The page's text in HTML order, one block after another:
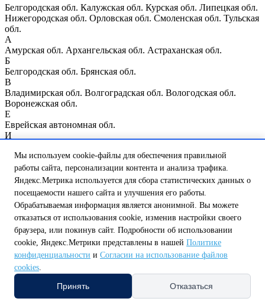
Белгородская обл. Калужская обл. Курская обл. Липецкая обл.
Нижегородская обл. Орловская обл. Смоленская обл. Тульская
обл.
А
Амурская обл. Архангельская обл. Астраханская обл.
Б
Белгородская обл. Брянская обл.
В
Владимирская обл. Волгоградская обл. Вологодская обл.
Воронежская обл.
Е
Еврейская автономная обл.
И
Казань Калининградская обл. Калужская обл. Кемеровская
обл. Кировская обл. Костромская обл. Курганская обл. Курск
Ленинградская обл. Липецкая обл.
Магаданская обл. Москва Москва и Московская обл.
Мурманская обл.
Нижегородская обл.
Новосибирская обл.
Омская обл.
Оренбургская обл.
Мы используем cookie-файлы для обеспечения правильной
работы сайта, персонализации контента и анализа трафика.
Яндекс.Метрика используется для сбора статистических данных о
посещаемости нашего сайта и улучшения его работы.
Обрабатываемая информация является анонимной. Вы можете
отказаться от использования cookie, изменив настройки своего
браузера, или покинув сайт. Подробности об использовании
cookie, Яндекс.Метрики представлены в нашей Политике
конфиденциальности и Согласии на использование файлов
cookies.
Принять Отказаться